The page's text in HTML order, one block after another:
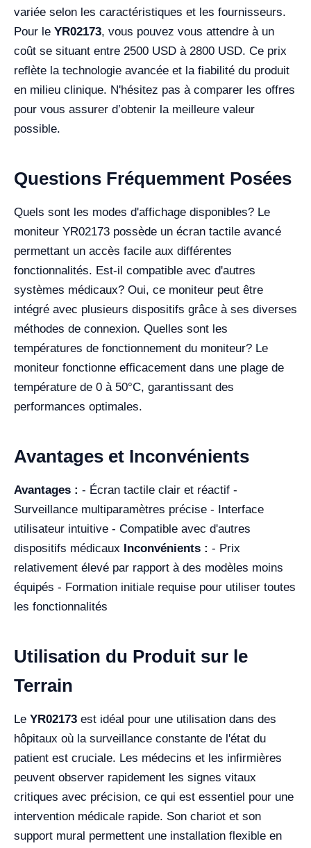
variée selon les caractéristiques et les fournisseurs.
Pour le YR02173, vous pouvez vous attendre à un
coût se situant entre 2500 USD à 2800 USD. Ce prix
reflète la technologie avancée et la fiabilité du produit
en milieu clinique. N'hésitez pas à comparer les offres
pour vous assurer d’obtenir la meilleure valeur
possible.
Questions Fréquemment Posées
Quels sont les modes d'affichage disponibles? Le
moniteur YR02173 possède un écran tactile avancé
permettant un accès facile aux différentes
fonctionnalités. Est-il compatible avec d'autres
systèmes médicaux? Oui, ce moniteur peut être
intégré avec plusieurs dispositifs grâce à ses diverses
méthodes de connexion. Quelles sont les
températures de fonctionnement du moniteur? Le
moniteur fonctionne efficacement dans une plage de
température de 0 à 50°C, garantissant des
performances optimales.
Avantages et Inconvénients
Avantages : - Écran tactile clair et réactif -
Surveillance multiparamètres précise - Interface
utilisateur intuitive - Compatible avec d'autres
dispositifs médicaux Inconvénients : - Prix
relativement élevé par rapport à des modèles moins
équipés - Formation initiale requise pour utiliser toutes
les fonctionnalités
Utilisation du Produit sur le
Terrain
Le YR02173 est idéal pour une utilisation dans des
hôpitaux où la surveillance constante de l'état du
patient est cruciale. Les médecins et les infirmières
peuvent observer rapidement les signes vitaux
critiques avec précision, ce qui est essentiel pour une
intervention médicale rapide. Son chariot et son
support mural permettent une installation flexible en